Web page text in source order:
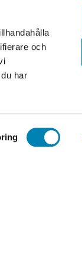
och
har